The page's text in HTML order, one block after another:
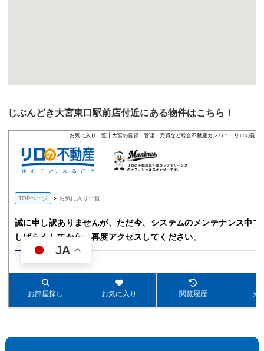
じぶんどき大宮東口駅前店付近にある物件はこちら！